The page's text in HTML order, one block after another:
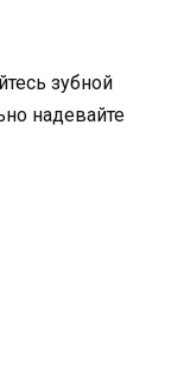
зубной
надевайте